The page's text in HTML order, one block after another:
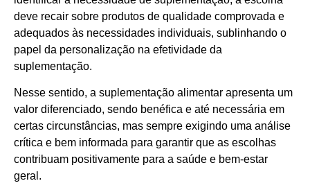
deve recair sobre produtos de qualidade comprovada e
adequados às necessidades individuais, sublinhando o
papel da personalização na efetividade da
suplementação.
Nesse sentido, a suplementação alimentar apresenta um
valor diferenciado, sendo benéfica e até necessária em
certas circunstâncias, mas sempre exigindo uma análise
crítica e bem informada para garantir que as escolhas
contribuam positivamente para a saúde e bem-estar
geral.